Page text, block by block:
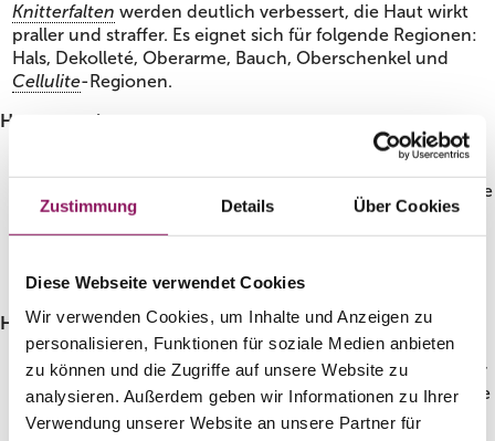
Zustimmung Details Über Cookies
Diese Webseite verwendet Cookies
Wir verwenden Cookies, um Inhalte und Anzeigen zu
personalisieren, Funktionen für soziale Medien anbieten
zu können und die Zugriffe auf unsere Website zu
analysieren. Außerdem geben wir Informationen zu Ihrer
Verwendung unserer Website an unsere Partner für
Knitterfalten werden deutlich verbessert, die Haut wirkt
praller und straffer. Es eignet sich für folgende Regionen:
Hals, Dekolleté, Oberarme, Bauch, Oberschenkel und
Cellulite-Regionen.
Hautscreening
Untersuchung, die Vorstufen, Frühstadien und
Risikofaktoren von Hautkrebs feststellt. Mit einem
Auflichtmikroskop suchen Dermatologen systematisch die
gesamte Haut nach Veränderungen ab. Es empfiehlt sich,
diese Form derHautkrebsvorsorgeregelmäßig
frühzeitig von gutartigen Muttermalen zu unterscheiden.
High SMAS-Technik
Methode zurHals-Wangen-Straffungin Kombination mit
Volumenaufbau. „High“ bedeutet, die Straffung setzt über
dem Jochbein an. Das heißt: Die Wangen und der mittlere
Gesichtsteil werden gestrafft. „SMAS“ steht für